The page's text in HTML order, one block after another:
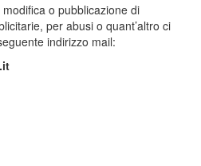
o pubblicazione di
per abusi o quant’altro ci
indirizzo mail: